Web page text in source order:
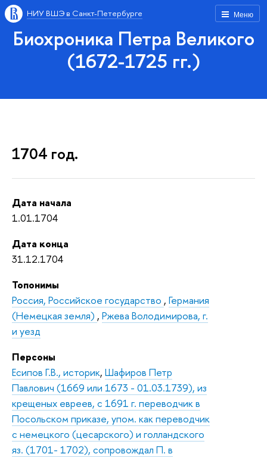
Меню
НИУ ВШЭ в Санкт-Петербурге
Биохроника Петра Великого
(1672-1725 гг.)
1704 год.
Дата начала
1.01.1704
Дата конца
31.12.1704
Топонимы
Россия, Российское государство , Германия
(Немецкая земля) , Ржева Володимирова, г.
и уезд
Персоны
Есипов Г.В., историк, Шафиров Петр
Павлович (1669 или 1673 - 01.03.1739), из
крещеных евреев, с 1691 г. переводчик в
Посольском приказе, упом. как переводчик
с немецкого (цесарского) и голландского
яз. (1701- 1702), сопровождал П. в